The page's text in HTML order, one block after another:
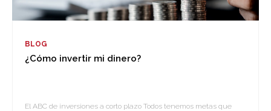
BLOG
¿Cómo invertir mi dinero?
El ABC de inversiones a corto plazo Todos tenemos metas que